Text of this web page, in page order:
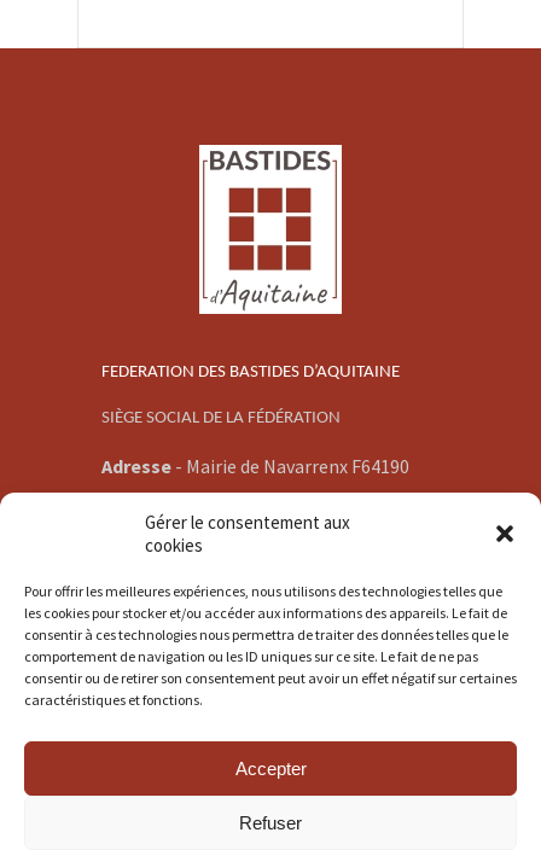
Gérer le consentement aux
cookies
Pour offrir les meilleures expériences, nous utilisons des technologies telles que
les cookies pour stocker et/ou accéder aux informations des appareils. Le fait de
consentir à ces technologies nous permettra de traiter des données telles que le
comportement de navigation ou les ID uniques sur ce site. Le fait de ne pas
consentir ou de retirer son consentement peut avoir un effet négatif sur certaines
caractéristiques et fonctions.
Accepter
Refuser
FEDERATION DES BASTIDES D’AQUITAINE
SIÈGE SOCIAL DE LA FÉDÉRATION
Adresse - Mairie de Navarrenx F64190
E-mail -
communication@bastidesaquitaine.org
© 2014 - 2026 Fédération des Bastides
d'Aquitaine Tous droits réservés.
Droits & Historique
Mentions légales